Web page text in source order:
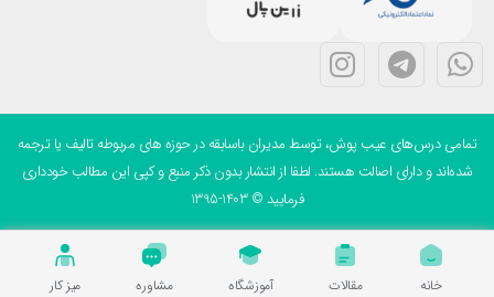
درس‌های عیب پوش، توسط مدیران باسابقه در حوزه های مربوطه تالیف یا ترجمه
و دارای اصالت هستند. لطفا از انتشار بدون ذکر منبع و کپی این مطالب خودداری
فرمایید © 1403-1395
مقالات آموزشگاه مشاوره